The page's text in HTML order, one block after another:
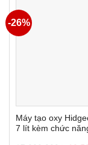
-26%
Máy tạo oxy
7 lít kèm chức